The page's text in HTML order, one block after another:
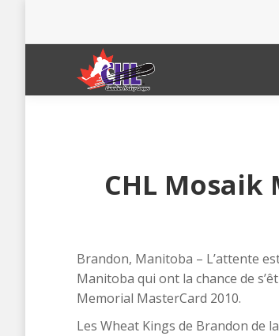
CHL Mosaik
Brandon, Manitoba – L’attente
Manitoba qui ont la chance de
Memorial MasterCard 2010.
Les Wheat Kings de Brandon de